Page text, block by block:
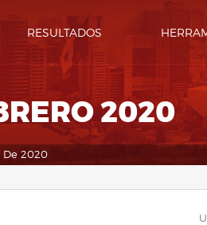
RESULTADOS
2020
De 2020